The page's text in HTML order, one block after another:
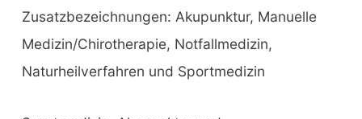
Zusatzbezeichnungen: Akupunktur, Manuelle
Medizin/Chirotherapie, Notfallmedizin,
Naturheilverfahren und Sportmedizin